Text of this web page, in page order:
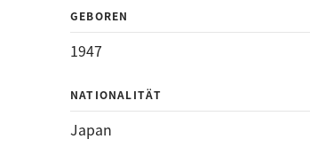
GEBOREN
1947
NATIONALITÄT
Japan